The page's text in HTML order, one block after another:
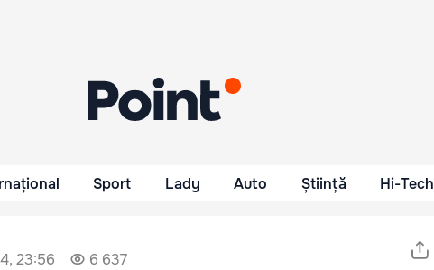
Sport Lady Auto Știință Hi-Tech
23:56 6 637